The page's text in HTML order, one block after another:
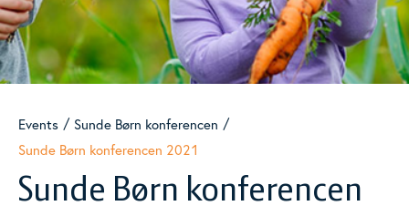
Materialer
Events
Events
Sunde Børn konferencen
Sunde Børn konferencen 2021
Sunde Børn konferencen